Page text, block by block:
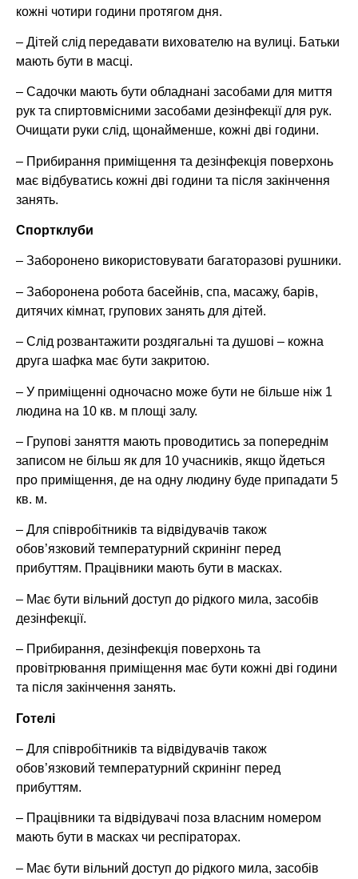
кожні чотири години протягом дня.
– Дітей слід передавати вихователю на вулиці. Батьки
мають бути в масці.
– Садочки мають бути обладнані засобами для миття
рук та спиртовмісними засобами дезінфекції для рук.
Очищати руки слід, щонайменше, кожні дві години.
– Прибирання приміщення та дезінфекція поверхонь
має відбуватись кожні дві години та після закінчення
занять.
Спортклуби
– Заборонено використовувати багаторазові рушники.
– Заборонена робота басейнів, спа, масажу, барів,
дитячих кімнат, групових занять для дітей.
– Слід розвантажити роздягальні та душові – кожна
друга шафка має бути закритою.
– У приміщенні одночасно може бути не більше ніж 1
людина на 10 кв. м площі залу.
– Групові заняття мають проводитись за попереднім
записом не більш як для 10 учасників, якщо йдеться
про приміщення, де на одну людину буде припадати 5
кв. м.
– Для співробітників та відвідувачів також
обов’язковий температурний скринінг перед
прибуттям. Працівники мають бути в масках.
– Має бути вільний доступ до рідкого мила, засобів
дезінфекції.
– Прибирання, дезінфекція поверхонь та
провітрювання приміщення має бути кожні дві години
та після закінчення занять.
Готелі
– Для співробітників та відвідувачів також
обов’язковий температурний скринінг перед
прибуттям.
– Працівники та відвідувачі поза власним номером
мають бути в масках чи респіраторах.
– Має бути вільний доступ до рідкого мила, засобів